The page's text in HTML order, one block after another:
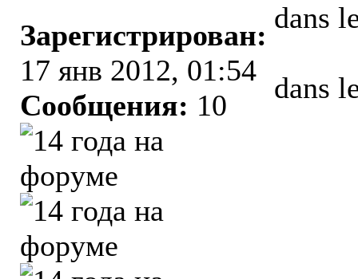
Зарегистрирован:
17 янв 2012, 01:54
Сообщения: 10
dans
dans